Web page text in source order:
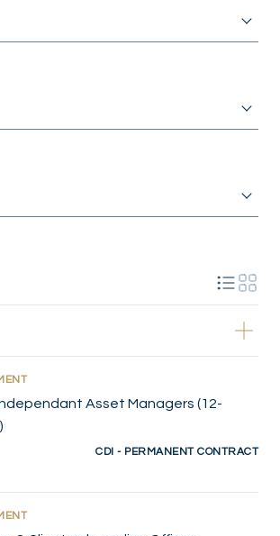
Asset Managers (12-
CDI - PERMANENT CONTRACT